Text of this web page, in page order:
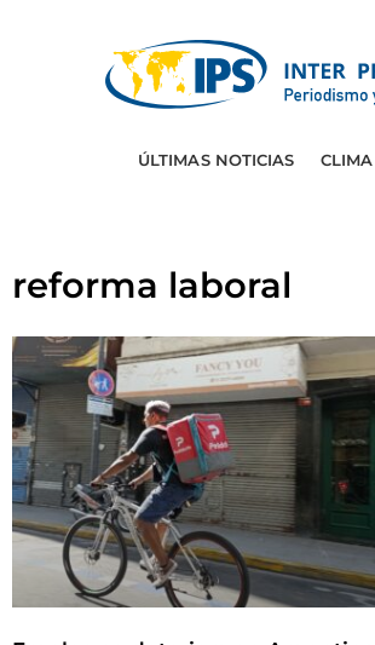
ÚLTIMAS NOTICIAS CLIMA
reforma laboral